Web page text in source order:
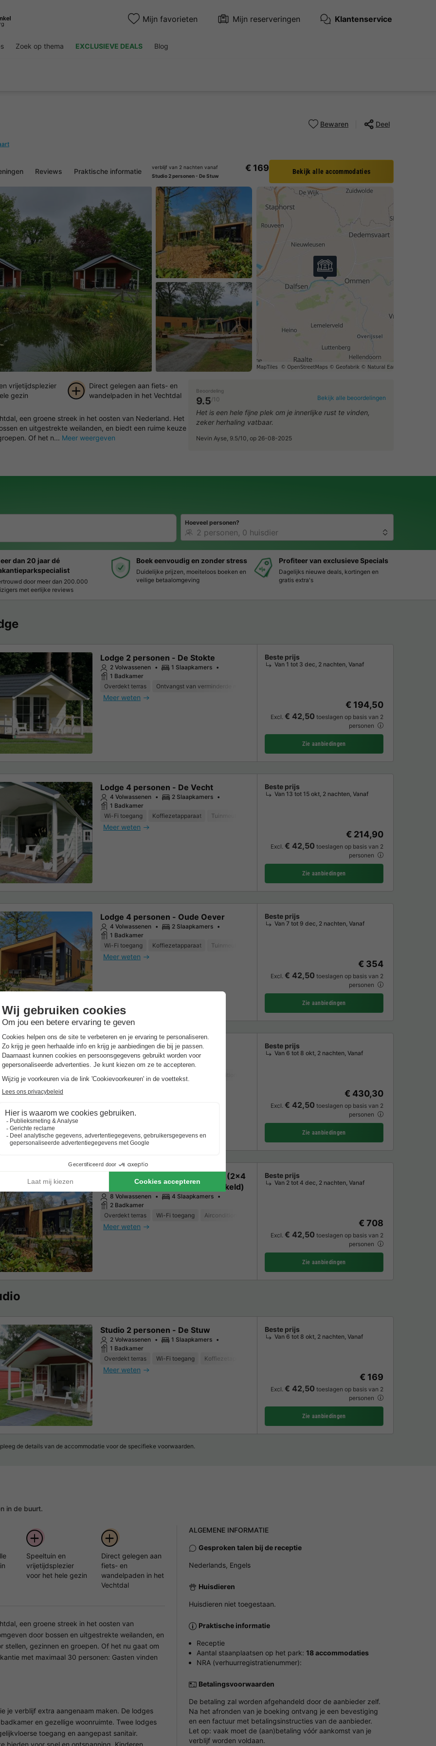
Mijn favorieten Mijn reserveringen Klantenservice
Zoek op thema EXCLUSIEVE DEALS Blog
Reviews Praktische informatie
verblijf van 2 nachten vanaf
Studio 2 personen - De Stuw
€ 169 Bekijk alle accommodaties
Bewaren Deel
foto's
Beoordeling
9.5/10 Bekijk alle beoordelingen
Het is een hele fijne plek om je innerlijke rust te vinden,
zeker herhaling vatbaar.
Nevin Ayse, 9.5/10, op 26-08-2025
vrijetijdsplezier
gezin
Direct gelegen aan fiets- en
wandelpaden in het Vechtdal
een groene streek in het oosten van Nederland. Het
en uitgestrekte weilanden, en biedt een ruime keuze
Of het n... Meer weergeven
Hoeveel personen?
dan 20 jaar dé
door meer dan 200.000
met eerlijke reviews
Boek eenvoudig en zonder stress
Duidelijke prijzen, moeiteloos boeken en
veilige betaalomgeving
Profiteer van exclusieve Specials
Dagelijks nieuwe deals, kortingen en
gratis extra's
Lodge 2 personen - De Stokte
2 Volwassenen
1 Slaapkamers
1 Badkamer
Overdekt terras
Ontvangst van verminderde mobiliteit
Meer weten
Beste prijs
Van 1 tot 3 dec, 2 nachten, Vanaf
€ 194,50
Excl. € 42,50 toeslagen op basis van 2
personen
Zie aanbiedingen
Lodge 4 personen - De Vecht
4 Volwassenen
2 Slaapkamers
1 Badkamer
Wi-Fi toegang
Koffiezetapparaat Tuinmeubelen
Meer weten
Beste prijs
Van 13 tot 15 okt, 2 nachten, Vanaf
€ 214,90
Excl. € 42,50 toeslagen op basis van 2
personen
Zie aanbiedingen
Lodge 4 personen - Oude Oever
4 Volwassenen
2 Slaapkamers
1 Badkamer
Wi-Fi toegang
Koffiezetapparaat Tuinmeubelen
Meer weten
Beste prijs
Van 7 tot 9 dec, 2 nachten, Vanaf
€ 354
Excl. € 42,50 toeslagen op basis van 2
personen
Zie aanbiedingen
Lodge 6 personen - Het Holt
6 Volwassenen
3 Slaapkamers
1 Badkamer
Overdekt terras
Wi-Fi toegang
Beste prijs
Van 6 tot 8 okt, 2 nachten, Vanaf
€ 430,30
Excl. € 42,50 toeslagen op basis van 2
personen
Zie aanbiedingen
Lodge 8 personen - Oude Oever (2x4
persoons accommodatie geschakeld)
8 Volwassenen
4 Slaapkamers
2 Badkamer
Overdekt terras
Wi-Fi toegang Airconditioning
Meer weten
Beste prijs
Van 2 tot 4 dec, 2 nachten, Vanaf
€ 708
Excl. € 42,50 toeslagen op basis van 2
personen
Zie aanbiedingen
Studio 2 personen - De Stuw
2 Volwassenen
1 Slaapkamers
1 Badkamer
Overdekt terras
Wi-Fi toegang Koffiezetapparaat
Meer weten
Beste prijs
Van 6 tot 8 okt, 2 nachten, Vanaf
€ 169
Excl. € 42,50 toeslagen op basis van 2
personen
Zie aanbiedingen
de details van de accommodatie voor de specifieke voorwaarden.
in de buurt.
Speeltuin en
vrijetijdsplezier
voor het hele gezin
Direct gelegen aan
fiets- en
wandelpaden in het
Vechtdal
een groene streek in het oosten van
door bossen en uitgestrekte weilanden, en
gezinnen en groepen. Of het nu gaat om
met maximaal 30 personen: Gasten vinden
je verblijf extra aangenaam maken. De lodges
en gezellige woonruimte. Twee lodges
toegang en aangepast sanitair.
bieden voor spel en ontspanning. Kinderen
ALGEMENE INFORMATIE
Gesproken talen bij de receptie
Nederlands, Engels
Huisdieren
Huisdieren niet toegestaan.
Praktische informatie
Receptie
Aantal staanplaatsen op het park:18 accommodaties
NRA (verhuurregistratienummer):
Betalingsvoorwaarden
De betaling zal worden afgehandeld door de aanbieder zelf.
Na het afronden van je boeking ontvang je een bevestiging
en een factuur met betalingsinstructies van de aanbieder.
Let op: vaak moet de (aan)betaling vóór aankomst van je
verblijf worden voldaan.